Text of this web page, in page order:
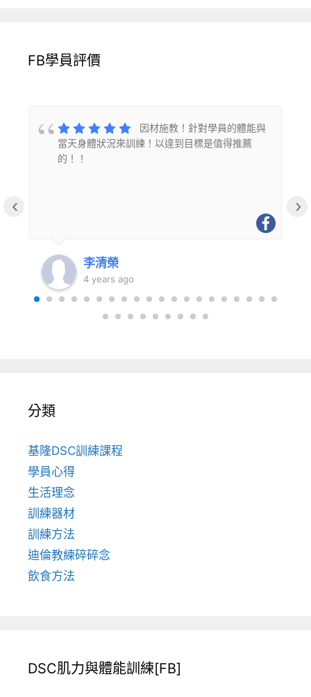
FB學員評價
因材施教！針對學員的體能與
當天身體狀況來訓練！以達到目標是值得推薦
的！！
李清榮
4 years ago
‹ ›
分類
基隆DSC訓練課程
學員心得
生活理念
訓練器材
訓練方法
迪倫教練碎碎念
飲食方法
DSC肌力與體能訓練[FB]